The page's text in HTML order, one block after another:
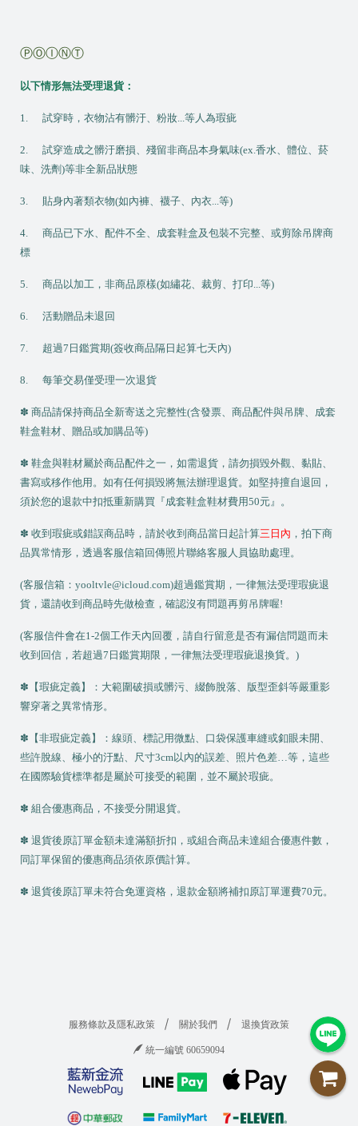
ⓅⓄⒾⓃⓉ
以下情形無法受理退貨：
1. 試穿時，衣物沾有髒汙、粉妝...等人為瑕疵
2. 試穿造成之髒汙磨損、殘留非商品本身氣味(ex.香水、體位、菸
味、洗劑)等非全新品狀態
3. 貼身內著類衣物(如內褲、襪子、內衣...等)
4. 商品已下水、配件不全、成套鞋盒及包裝不完整、或剪除吊牌商
標
5. 商品以加工，非商品原樣(如繡花、裁剪、打印...等)
6. 活動贈品未退回
7. 超過7日鑑賞期(簽收商品隔日起算七天內)
8. 每筆交易僅受理一次退貨
✽ 商品請保持商品全新寄送之完整性(含發票、商品配件與吊牌、成套
鞋盒鞋材、贈品或加購品等)
✽ 鞋盒與鞋材屬於商品配件之一，如需退貨，請勿損毀外觀、黏貼、
書寫或移作他用。如有任何損毀將無法辦理退貨。如堅持擅自退回，
須於您的退款中扣抵重新購買『成套鞋盒鞋材費用50元』。
✽ 收到瑕疵或錯誤商品時，請於收到商品當日起計算三日內 ，拍下商
品異常情形，透過客服信箱回傳照片聯絡客服人員協助處理。
(客服信箱： yooltvle@icloud.com)超過鑑賞期，一律無法受理瑕疵退
貨，還請收到商品時先做檢查，確認沒有問題再剪吊牌喔!
(客服信件會在1-2個工作天內回覆，請自行留意是否有漏信問題而未
收到回信，若超過7 日鑑賞期限，一律無法受理瑕疵退換貨。)
✽【瑕疵定義】：大範圍破損或髒污、綴飾脫落、版型歪斜等嚴重影
響穿著之異常情形。
✽【非瑕疵定義】：線頭、標記用微點、口袋保護車縫或釦眼未開、
些許脫線、極小的汙點、尺寸3cm以內的誤差、照片色差…等，這些
在國際驗貨標準都是屬於可接受的範圍，並不屬於瑕疵。
✽ 組合優惠商品，不接受分開退貨。
✽ 退貨後原訂單金額未達滿額折扣，或組合商品未達組合優惠件數，
同訂單保留的優惠商品須依原價計算。
✽ 退貨後原訂單未符合免運資格，退款金額將補扣原訂單運費70元。
服務條款及隱私政策 關於我們 退換貨政策
統一編號 60659094